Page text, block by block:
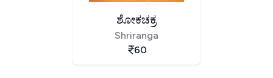
ಶೋಕಚಕ್ರ
Shriranga
60